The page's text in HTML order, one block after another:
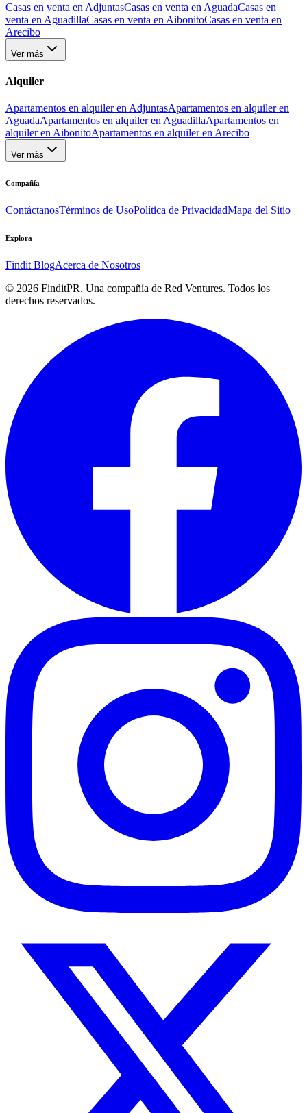
Casas en venta en AdjuntasCasas en venta en AguadaCasas en
venta en AguadillaCasas en venta en AibonitoCasas en venta en
Arecibo
Ver más
Alquiler
Apartamentos en alquiler en AdjuntasApartamentos en alquiler en
AguadaApartamentos en alquiler en AguadillaApartamentos en
alquiler en AibonitoApartamentos en alquiler en Arecibo
Ver más
Compañía
ContáctanosTérminos de UsoPolítica de PrivacidadMapa del Sitio
Explora
Findit BlogAcerca de Nosotros
© 2026 FinditPR. Una compañía de Red Ventures. Todos los
derechos reservados.